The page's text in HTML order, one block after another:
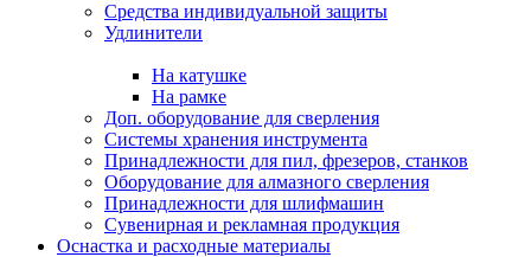
Средства индивидуальной защиты
Удлинители
На катушке
На рамке
Доп. оборудование для сверления
Системы хранения инструмента
Принадлежности для пил, фрезеров, станков
Оборудование для алмазного сверления
Принадлежности для шлифмашин
Сувенирная и рекламная продукция
Оснастка и расходные материалы